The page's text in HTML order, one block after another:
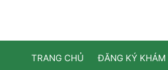
TRANG CHỦ ĐĂNG KÝ KHÁM